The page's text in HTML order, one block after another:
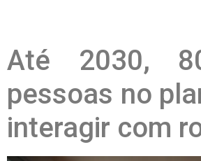
Até 2030,
pessoas no
interagir com